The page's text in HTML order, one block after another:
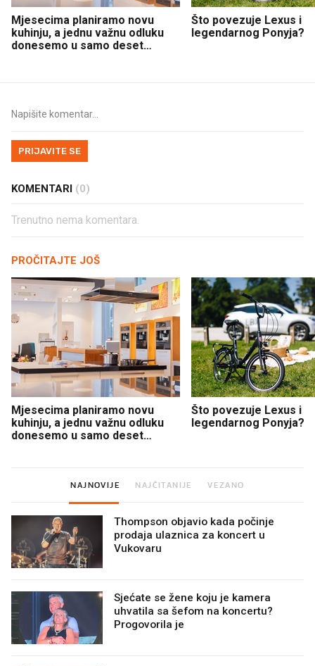
Mjesecima planiramo novu
kuhinju, a jednu važnu odluku
donesemo u samo deset
Što povezuje Lexus i
legendarnog Ponyja?
PRIJAVITE SE
KOMENTARI (0)
Trenutno nema komentara.
PROČITAJTE JOŠ
Mjesecima planiramo novu
kuhinju, a jednu važnu odluku
donesemo u samo deset
Što povezuje Lexus i
legendarnog Ponyja?
NAJNOVIJE NAJČITANIJE VEZANO
Thompson objavio kada počinje
prodaja ulaznica za koncert u
Vukovaru
Sjećate se žene koju je kamera
uhvatila sa šefom na koncertu?
Progovorila je